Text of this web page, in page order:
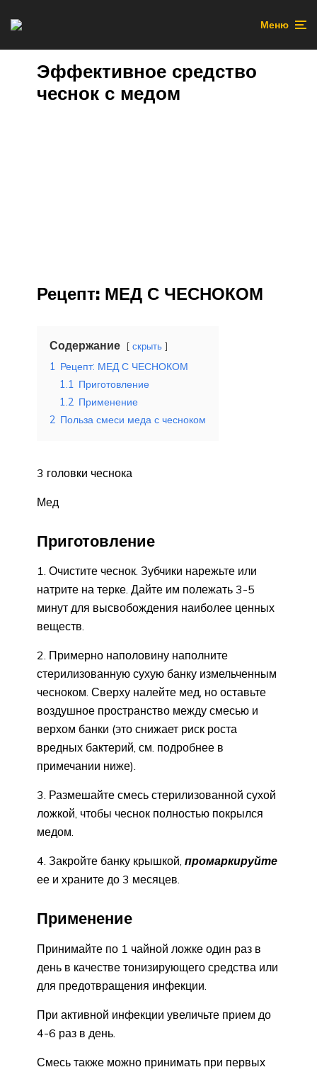
Меню
Эффективное средство
чеснок с медом
Рецепт: МЕД С ЧЕСНОКОМ
Содержание скрыть
1 Рецепт: МЕД С ЧЕСНОКОМ
1.1 Приготовление
1.2 Применение
2 Польза смеси меда с чесноком
3 головки чеснока
Мед
Приготовление
1. Очистите чеснок. Зубчики нарежьте или
натрите на терке. Дайте им полежать 3-5
минут для высвобождения наиболее ценных
веществ.
2. Примерно наполовину наполните
стерилизованную сухую банку измельченным
чесноком. Сверху налейте мед, но оставьте
воздушное пространство между смесью и
верхом банки (это снижает риск роста
вредных бактерий, см. подробнее в
примечании ниже).
3. Размешайте смесь стерилизованной сухой
ложкой, чтобы чеснок полностью покрылся
медом.
4. Закройте банку крышкой, промаркируйте
ее и храните до 3 месяцев.
Применение
Принимайте по 1 чайной ложке один раз в
день в качестве тонизирующего средства или
для предотвращения инфекции.
При активной инфекции увеличьте прием до
4-6 раз в день.
Смесь также можно принимать при первых